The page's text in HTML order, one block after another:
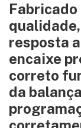
resposta
encaixe
correto
da